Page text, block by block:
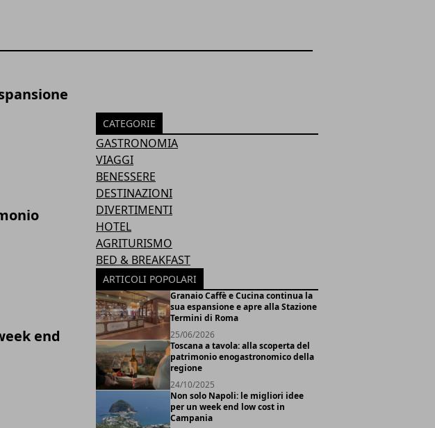
end
CATEGORIE
GASTRONOMIA
VIAGGI
BENESSERE
DESTINAZIONI
DIVERTIMENTI
HOTEL
AGRITURISMO
BED & BREAKFAST
ARTICOLI POPOLARI
Granaio Caffè e Cucina continua la
sua espansione e apre alla Stazione
Termini di Roma
25/06/2026
Toscana a tavola: alla scoperta del
patrimonio enogastronomico della
regione
24/10/2025
Non solo Napoli: le migliori idee
per un week end low cost in
Campania